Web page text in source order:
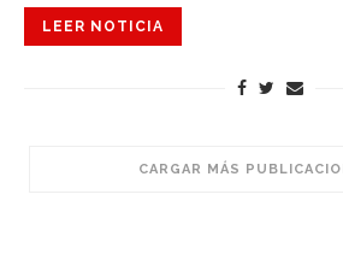
LEER NOTICIA
CARGAR MÁS